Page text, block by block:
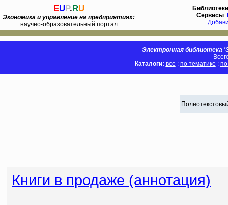
EUP.RU
Экономика и управление на предприятиях:
научно-образовательный портал
Библиотеки
Сервисы:
Электронная библиотека
Каталоги: все : по тематике :
Книги в продаже (аннотация)